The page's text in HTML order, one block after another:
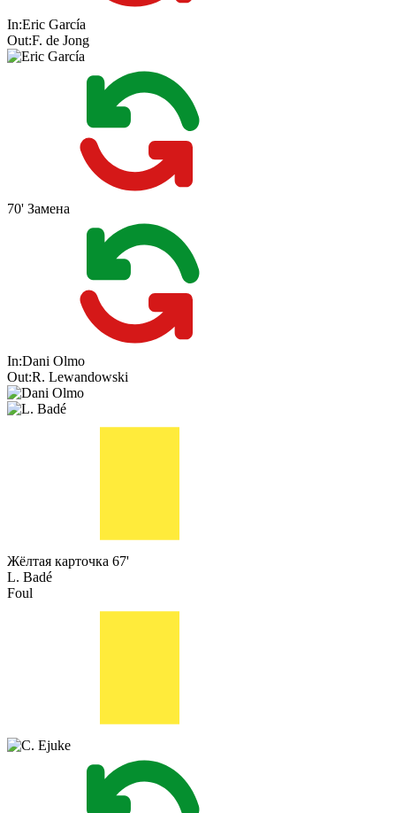
In:Eric García
Out:F. de Jong
70' Замена
In:Dani Olmo
Out:R. Lewandowski
Жёлтая карточка 67'
L. Badé
Foul